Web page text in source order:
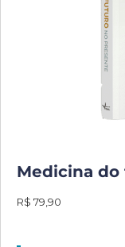
Medicina
R$ 79,90